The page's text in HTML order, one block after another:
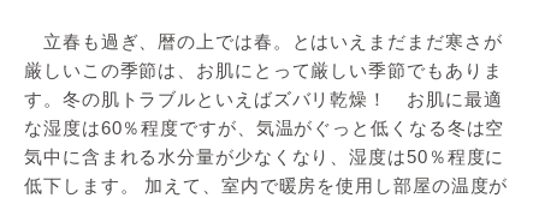
立春も過ぎ、暦の上では春。とはいえまだまだ寒さが
厳しいこの季節は、お肌にとって厳しい季節でもありま
す。冬の肌トラブルといえばズバリ乾燥！ お肌に最適
な湿度は60％程度ですが、気温がぐっと低くなる冬は空
気中に含まれる水分量が少なくなり、湿度は50％程度に
低下します。 加えて、室内で暖房を使用し部屋の温度が